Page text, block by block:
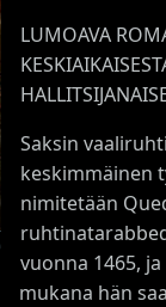
LUMOAVA
Saksin
keskimmäinen
nimitetään
vuonna 1465,
mukana hän